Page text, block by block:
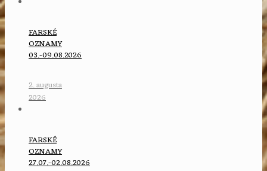
FARSKÉ
OZNAMY
03.-09.08.2026
2. augusta
2026
FARSKÉ
OZNAMY
27.07.-02.08.2026